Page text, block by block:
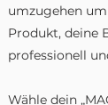
umzugehen
Produkt, deine
professionell
Wähle dein